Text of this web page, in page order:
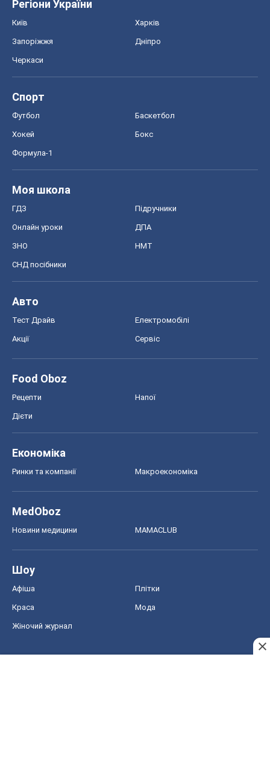
Регіони України
Київ Харків
Запоріжжя Дніпро
Черкаси
Спорт
Футбол Баскетбол
Хокей Бокс
Формула-1
Моя школа
ГДЗ Підручники
Онлайн уроки ДПА
ЗНО НМТ
СНД посібники
Авто
Тест Драйв Електромобілі
Акції Сервіс
Food Oboz
Рецепти Напої
Дієти
Економіка
Ринки та компанії Макроекономіка
MedOboz
Новини медицини MAMACLUB
Шоу
Афіша Плітки
Краса Мода
Жіночий журнал